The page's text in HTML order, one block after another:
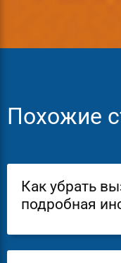
Похожие
Как убрать
подробная